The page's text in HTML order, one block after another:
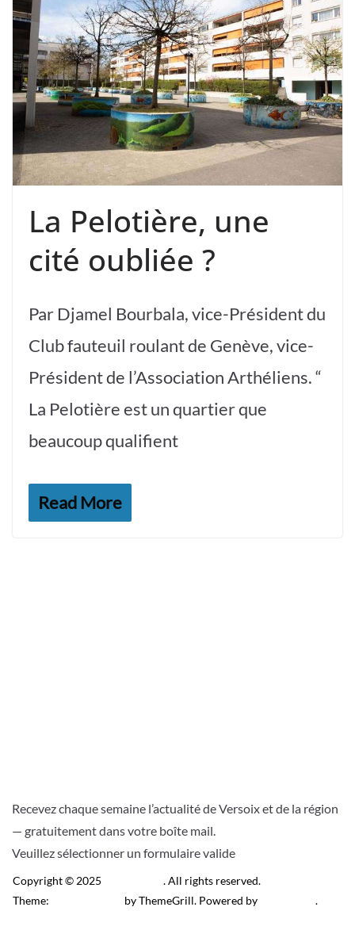
La Pelotière, une
cité oubliée ?
Par Djamel Bourbala, vice-Président du
Club fauteuil roulant de Genève, vice-
Président de l’Association Arthéliens. “​
La Pelotière est un quartier que
beaucoup qualifient
Read More
Recevez chaque semaine l’actualité de Versoix et de la région
— gratuitement dans votre boîte mail.
Veuillez sélectionner un formulaire valide
Copyright © 2025
. All rights reserved.
Theme:
by ThemeGrill. Powered by .